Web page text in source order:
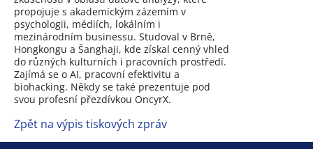
propojuje s akademickým zázemím v
psychologii, médiích, lokálním i
mezinárodním businessu. Studoval v Brně,
Hongkongu a Šanghaji, kde získal cenný vhled
do různých kulturních i pracovních prostředí.
Zajímá se o AI, pracovní efektivitu a
biohacking. Někdy se také prezentuje pod
svou profesní přezdívkou OncyrX.
Zpět na výpis tiskových zpráv